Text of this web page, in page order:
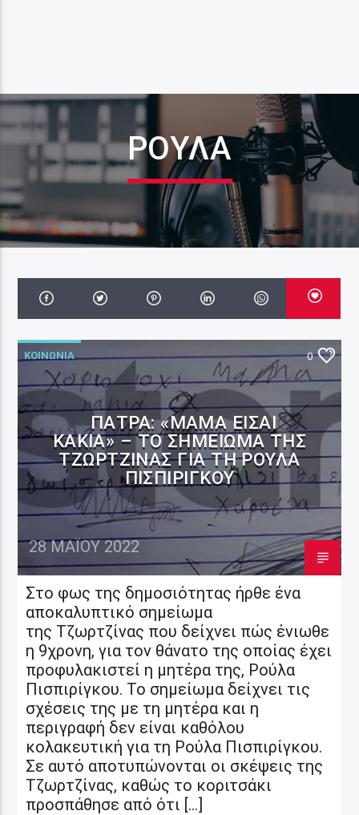
ΡΟΥΛΑ
ΚΟΙΝΩΝΙΑ 0
ΠΆΤΡΑ: «ΜΑΜΆ ΕΊΣΑΙ
ΚΑΚΙΆ» – ΤΟ ΣΗΜΕΊΩΜΑ ΤΗΣ
ΤΖΩΡΤΖΊΝΑΣ ΓΙΑ ΤΗ ΡΟΎΛΑ
ΠΙΣΠΙΡΊΓΚΟΥ
28 ΜΑΪ́ΟΥ 2022
Στο φως της δημοσιότητας ήρθε ένα
αποκαλυπτικό σημείωμα
της Τζωρτζίνας που δείχνει πώς ένιωθε
η 9χρονη, για τον θάνατο της οποίας έχει
προφυλακιστεί η μητέρα της, Ρούλα
Πισπιρίγκου. Το σημείωμα δείχνει τις
σχέσεις της με τη μητέρα και η
περιγραφή δεν είναι καθόλου
κολακευτική για τη Ρούλα Πισπιρίγκου.
Σε αυτό αποτυπώνονται οι σκέψεις της
Τζωρτζίνας, καθώς το κοριτσάκι
προσπάθησε από ότι […]